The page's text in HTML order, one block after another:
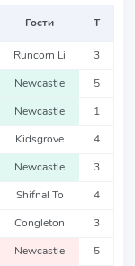
Гости Т
Runcorn Li 3
Newcastle 5
Newcastle 1
Kidsgrove 4
Newcastle 3
Shifnal To 4
Congleton 3
Newcastle 5